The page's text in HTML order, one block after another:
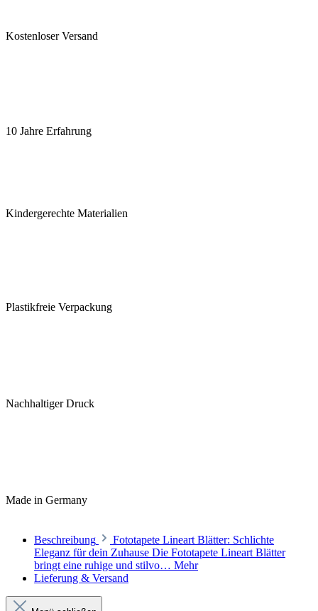
Kostenloser Versand
10 Jahre Erfahrung
Kindergerechte Materialien
Plastikfreie Verpackung
Nachhaltiger Druck
Made in Germany
Beschreibung
Fototapete Lineart Blätter: Schlichte
Eleganz für dein Zuhause Die Fototapete Lineart Blätter
bringt eine ruhige und stilvo… Mehr
Lieferung & Versand